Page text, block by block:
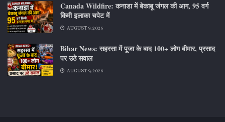
Canada Wildfire: कनाडा में बेकाबू जंगल की आग, 95 वर्ग
किमी इलाका चपेट में
AUGUST 9, 2026
Bihar News: सहरसा में पूजा के बाद 100+ लोग बीमार, प्रसाद
पर उठे सवाल
AUGUST 9, 2026